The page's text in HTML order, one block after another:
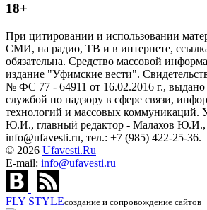
18+
При цитировании и использовании
СМИ, на радио, ТВ и в интернете,
обязательна. Средство массовой
издание "Уфимские вести".
№ ФС 77 - 64911 от 16.02.2016 г., выдано
службой по надзору в сфере связи,
технологий и массовых коммуникаций.
Ю.И., главный редактор - Малахов Ю.И.,
info@ufavesti.ru, тел.: +7 (985) 422-25-36.
© 2026 Ufavesti.Ru
E-mail: info@ufavesti.ru
FLY STYLEсоздание и сопровождение сайтов